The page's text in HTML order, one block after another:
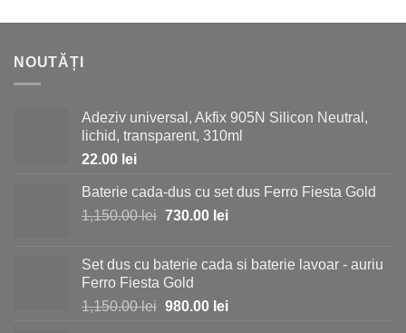
NOUTĂȚI
Adeziv universal, Akfix 905N Silicon Neutral,
lichid, transparent, 310ml
22.00 lei
Baterie cada-dus cu set dus Ferro Fiesta Gold
1,150.00lei Prețul
fost:
1,150.00 lei.
730.00 leiPrețul
730.00 lei.
Set dus cu baterie cada si baterie lavoar - auriu
Ferro Fiesta Gold
1,150.00lei Prețul
980.00 leiPrețul